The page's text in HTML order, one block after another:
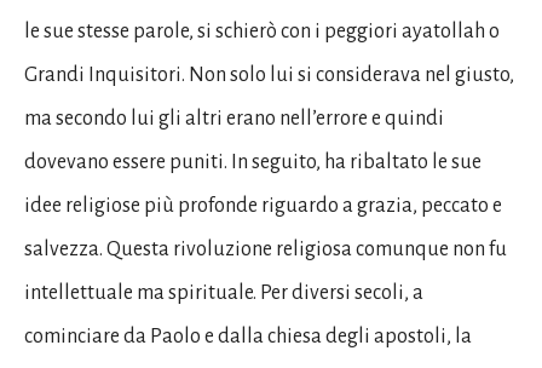
le sue stesse parole, si schierò con i peggiori ayatollah o
Grandi Inquisitori. Non solo lui si considerava nel giusto,
ma secondo lui gli altri erano nell’errore e quindi
dovevano essere puniti. In seguito, ha ribaltato le sue
idee religiose più profonde riguardo a grazia, peccato e
salvezza. Questa rivoluzione religiosa comunque non fu
intellettuale ma spirituale. Per diversi secoli, a
cominciare da Paolo e dalla chiesa degli apostoli, la